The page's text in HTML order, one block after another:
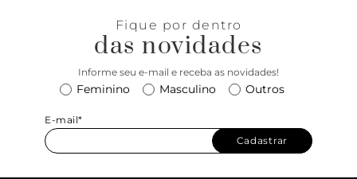
Fique por dentro
das novidades
Informe seu e-mail e receba as novidades!
Feminino Masculino Outros
E-mail*
Cadastrar